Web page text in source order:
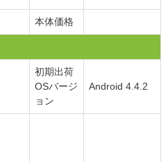
本体価格
初期出荷
OSバージ
ョン
Android 4.4.2